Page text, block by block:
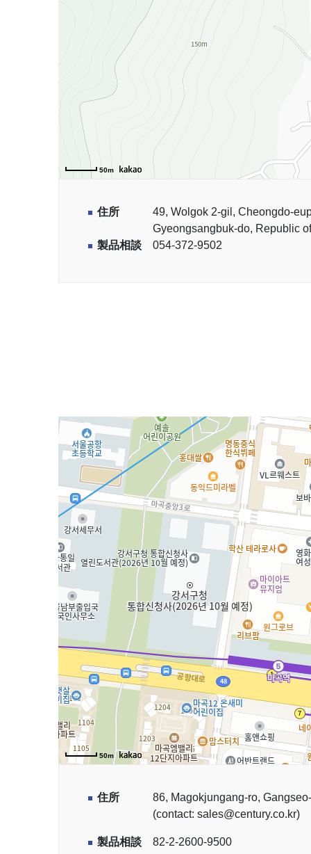
50m
住所
49, Wolgok 2-gil, Cheongdo-
Gyeongsangbuk-do, Republic
製品相談
054-372-9502
50m
住所
86, Magokjungang-ro,
(contact: sales@century.co.kr)
製品相談
82-2-2600-9500